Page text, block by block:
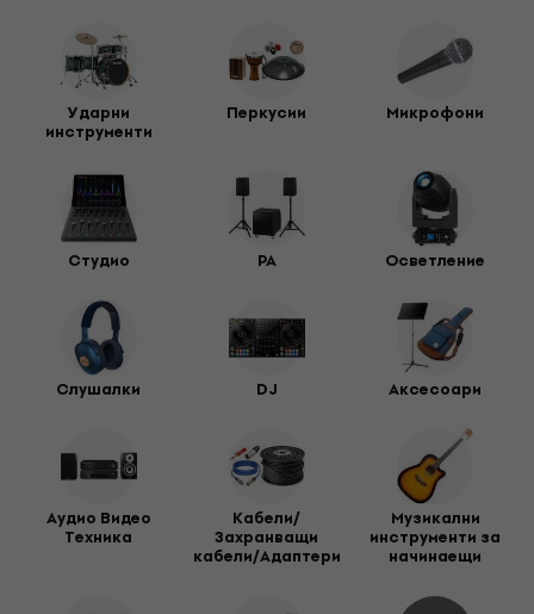
Ударни
инструменти
Перкусии Микрофони
Студио PA Осветление
Слушалки DJ Aксесоари
Аудио Видео
Техника
Кабели/
Захранващи
кабели/Адаптери
Музикални
инструменти за
начинаещи